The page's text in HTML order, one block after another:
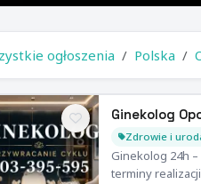
ogłoszenia Polska
Ginekolog
Zdrowie i
Ginekolog 24h –
terminy